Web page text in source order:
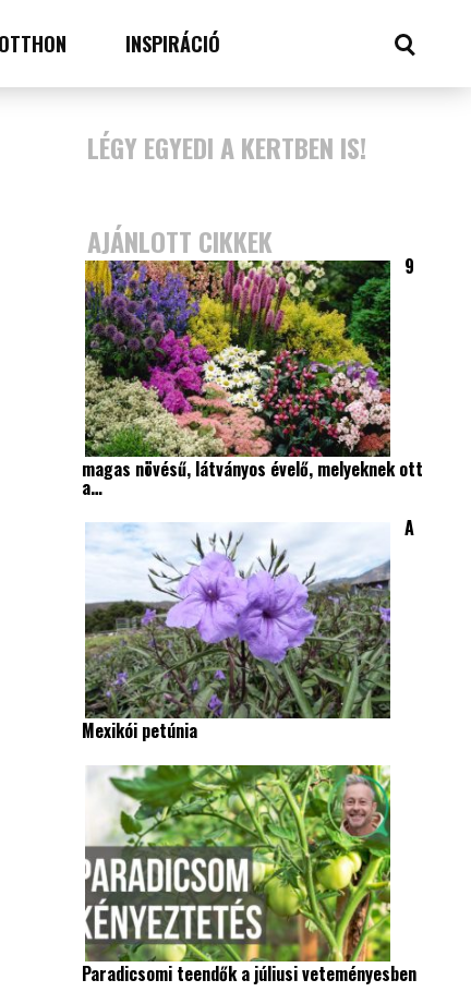
INSPIRÁCIÓ
LÉGY EGYEDI A KERTBEN IS!
AJÁNLOTT CIKKEK
9
magas növésű, látványos évelő, melyeknek ott
a…
A
Mexikói petúnia
Paradicsomi teendők a júliusi veteményesben